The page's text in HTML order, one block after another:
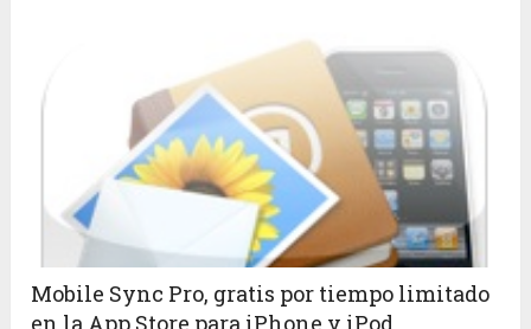
Mobile Sync Pro, gratis por tiempo limitado